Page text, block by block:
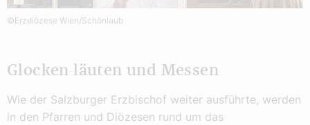
©Erzdiözese Wien/Schönlaub
Glocken läuten und Messen
Wie der Salzburger Erzbischof weiter ausführte, werden
in den Pfarren und Diözesen rund um das